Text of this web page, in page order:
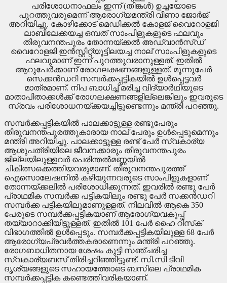
പരിശോധനാഫലം ഇന്ന് (തിങ്കള്‍) ഉച്ചയോടെ
പുറത്തുവരുമെന്ന് ആരോഗ്യമന്ത്രി വീണാ ജോര്‍ജ്
അറിയിച്ചു. കോഴിക്കോട് മെഡിക്കല്‍ കോളജ് വൈറോളജി
ലാബിലേക്കയച്ച ഒമ്പത് സാംപിളുകളുടെ ഫലവും
തിരുവനന്തപുരം തോന്നയ്ക്കല്‍ അഡ്വാന്‍സ്ഡ്
വൈറോളജി ഇന്‍സ്റ്റിറ്റ്യൂട്ടിലയച്ച നാല് സാംപിളുകളുടെ
ഫലവുമാണ് ഇന്ന് പുറത്തുവരാനുള്ളത്. ഇതില്‍
ആറുപേര്‍ക്കാണ് രോഗലക്ഷണങ്ങളുള്ളത്. മൂന്നുപേര്‍
സെക്കന്‍ഡറി സമ്പര്‍ക്കപ്പട്ടികയില്‍ ഉള്‍പ്പെട്ടവര്‍
മാത്രമാണ്. നിപ ബാധിച്ച് മരിച്ച വിദ്യാര്‍ഥിയുടെ
മാതാപിതാക്കള്‍ക്ക് രോഗലക്ഷണങ്ങളില്ലെങ്കിലും ഇവരുടെ
സ്രവം പരിശോധനയ്ക്കയച്ചിട്ടുണ്ടെന്നും മന്ത്രി പറഞ്ഞു.
സമ്പര്‍ക്കപ്പട്ടികയില്‍ പാലക്കാട്ടുള്ള രണ്ടുപേരും
തിരുവനന്തപുരത്തുകാരായ നാല് പേരും ഉള്‍പ്പെടുമെന്നും
മന്ത്രി അറിയിച്ചു. പാലക്കാട്ടുള്ള രണ്ട് പേര്‍ സ്വകാര്യ
ആശുപത്രിയിലെ ജീവനക്കാരും തിരുവനന്തപുരം
ജില്ലയിലുള്ളവര്‍ പെരിന്തല്‍മണ്ണയില്‍
ചികിത്സക്കെത്തിയവരുമാണ്. തിരുവനന്തപുരത്ത്
ഐസൊലേഷനില്‍ കഴിയുന്നവരുടെ സാംപിളുകളാണ്
തോന്നയ്ക്കലില്‍ പരിശോധിക്കുന്നത്. ഇവരില്‍ രണ്ടു പേര്‍
പ്രാഥമിക സമ്പര്‍ക്ക പട്ടികയിലും രണ്ടു പേര്‍ സക്കന്‍ഡറി
സമ്പര്‍ക്ക പട്ടികയിലുമാണുള്ളത്. നിലവില്‍ ആകെ 350
പേരുടെ സമ്പര്‍ക്കപ്പട്ടികയാണ് ആരോഗ്യവകുപ്പ്
തയ്യാറാക്കിയിട്ടുള്ളത്. ഇതില്‍ 101 പേര്‍ ഹൈ റിസ്‌ക്
വിഭാഗത്തില്‍ ഉള്‍പ്പെടും. സമ്പര്‍ക്കപ്പട്ടികയിലുള്ള 68 പേര്‍
ആരോഗ്യപ്രവര്‍ത്തകരാണെന്നും മന്ത്രി പറഞ്ഞു.
രോഗബാധിതനായ ശേഷം കുട്ടി സഞ്ചരിച്ച
സ്വകാര്യബസ് തിരിച്ചറിഞ്ഞിട്ടുണ്ട്. സി.സി ടിവി
ദൃശ്യങ്ങളുടെ സഹായത്തോടെ ബസിലെ പ്രാഥമിക
സമ്പര്‍ക്കപ്പട്ടിക കണ്ടെത്തിവരികയാണ്.